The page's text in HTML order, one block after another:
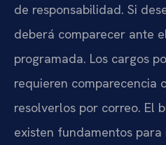
de responsabilidad. Si
deberá comparecer ante
programada. Los cargos
requieren
resolverlos por correo. El
existen fundamentos